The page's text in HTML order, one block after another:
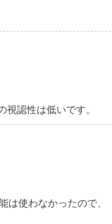
認性は低いです。
使わなかったので、